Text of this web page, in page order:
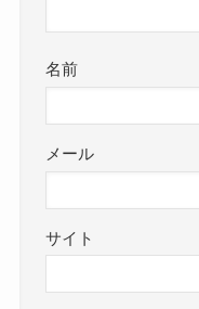
名前
メール
サイト